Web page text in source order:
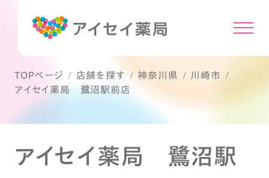
TOPページ 店舗を探す 神奈川県
川崎市
アイセイ薬局 鷺沼駅前店
アイセイ薬局 鷺沼駅